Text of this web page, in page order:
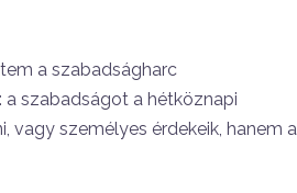
a szabadságharc
a szabadságot a hétköznapi
vagy személyes érdekeik, hanem a